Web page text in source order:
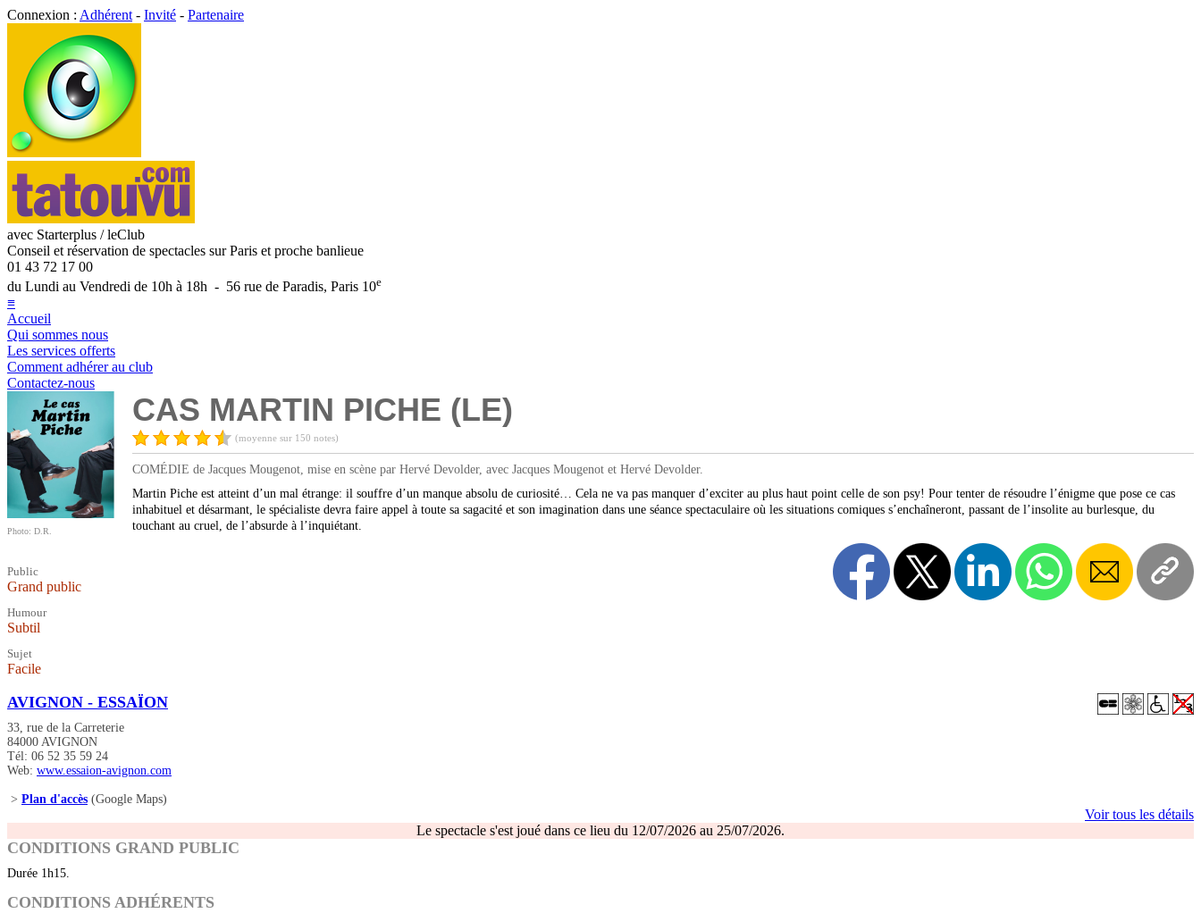
Connexion : Adhérent - Invité - Partenaire
avec Starterplus / leClub
Conseil et réservation de spectacles sur Paris et proche banlieue
01 43 72 17 00
du Lundi au Vendredi de 10h à 18h - 56 rue de Paradis, Paris 10e
≡
Accueil
Qui sommes nous
Les services offerts
Comment adhérer au club
Contactez-nous
Photo: D.R.
Public
Grand public
Humour
Subtil
Sujet
Facile
CAS MARTIN PICHE (LE)
(moyenne sur 150 notes)
COMÉDIE de Jacques Mougenot, mise en scène par Hervé Devolder, avec Jacques Mougenot et Hervé Devolder.
Martin Piche est atteint d’un mal étrange: il souffre d’un manque absolu de curiosité… Cela ne va pas manquer d’exciter au plus haut point celle de son psy! Pour tenter de résoudre l’énigme que pose ce cas
inhabituel et désarmant, le spécialiste devra faire appel à toute sa sagacité et son imagination dans une séance spectaculaire où les situations comiques s’enchaîneront, passant de l’insolite au burlesque, du
touchant au cruel, de l’absurde à l’inquiétant.
AVIGNON - ESSAÏON
33, rue de la Carreterie
84000 AVIGNON
Tél: 06 52 35 59 24
Web: www.essaion-avignon.com
> Plan d'accès (Google Maps)
Voir tous les détails
Le spectacle s'est joué dans ce lieu du 12/07/2026 au 25/07/2026.
CONDITIONS GRAND PUBLIC
Durée 1h15.
CONDITIONS ADHÉRENTS